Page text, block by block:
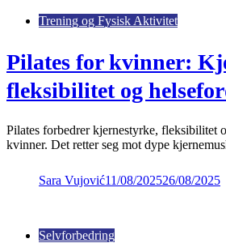
Trening og Fysisk Aktivitet
Pilates for kvinner:
fleksibilitet og
Pilates forbedrer kjernestyrke, fleksibilitet
kvinner. Det retter seg mot dype
Sara Vujović11/08/202526/08/2025
Selvforbedring